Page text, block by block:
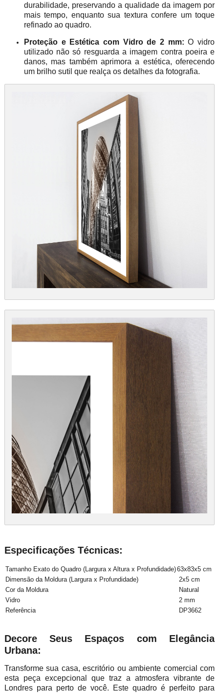
durabilidade, preservando a qualidade da imagem por
mais tempo, enquanto sua textura confere um toque
refinado ao quadro.
Proteção e Estética com Vidro de 2 mm: O vidro
utilizado não só resguarda a imagem contra poeira e
danos, mas também aprimora a estética, oferecendo
um brilho sutil que realça os detalhes da fotografia.
Especificações Técnicas:
Tamanho Exato do Quadro (Largura x Altura x Profundidade)63x83x5 cm
Dimensão da Moldura (Largura x Profundidade)
2x5 cm
Cor da Moldura
Natural
Vidro
2 mm
Referência
DP3662
Decore Seus Espaços com Elegância
Urbana:
Transforme sua casa, escritório ou ambiente comercial com
esta peça excepcional que traz a atmosfera vibrante de
Londres para perto de você. Este quadro é perfeito para